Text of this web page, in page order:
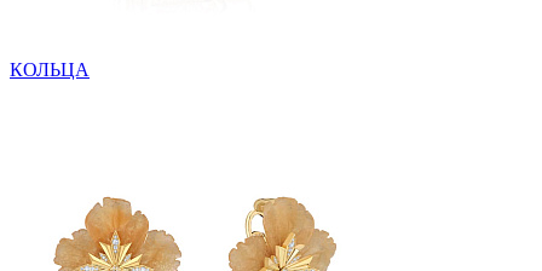
КОЛЬЦА